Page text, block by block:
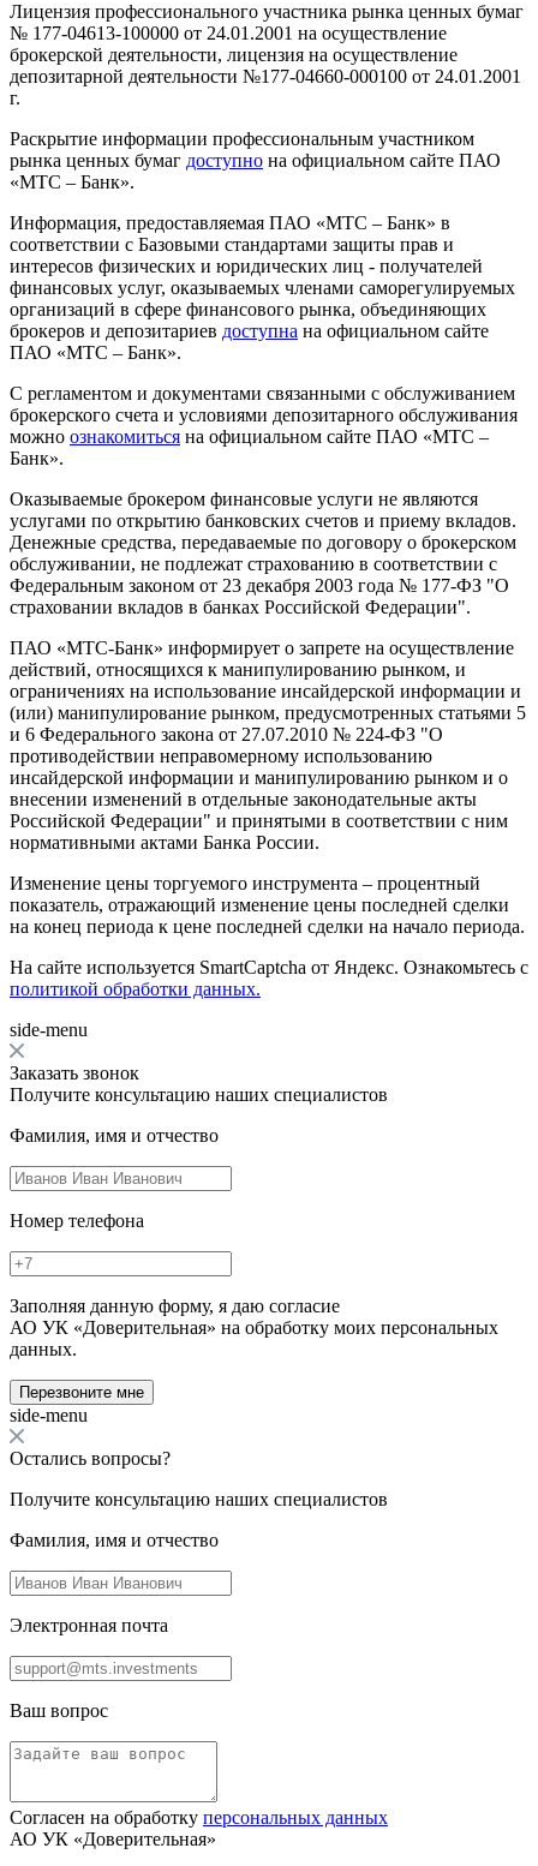
Лицензия профессионального участника рынка ценных бумаг
№ 177-04613-100000 от 24.01.2001 на осуществление
брокерской деятельности, лицензия на осуществление
депозитарной деятельности №177-04660-000100 от 24.01.2001
г.
Раскрытие информации профессиональным участником
рынка ценных бумаг доступно на официальном сайте ПАО
«МТС – Банк».
Информация, предоставляемая ПАО «МТС – Банк» в
соответствии с Базовыми стандартами защиты прав и
интересов физических и юридических лиц - получателей
финансовых услуг, оказываемых членами саморегулируемых
организаций в сфере финансового рынка, объединяющих
брокеров и депозитариев доступна на официальном сайте
ПАО «МТС – Банк».
С регламентом и документами связанными с обслуживанием
брокерского счета и условиями депозитарного обслуживания
можно ознакомиться на официальном сайте ПАО «МТС –
Банк».
Оказываемые брокером финансовые услуги не являются
услугами по открытию банковских счетов и приему вкладов.
Денежные средства, передаваемые по договору о брокерском
обслуживании, не подлежат страхованию в соответствии с
Федеральным законом от 23 декабря 2003 года № 177-ФЗ "О
страховании вкладов в банках Российской Федерации".
ПАО «МТС-Банк» информирует о запрете на осуществление
действий, относящихся к манипулированию рынком, и
ограничениях на использование инсайдерской информации и
(или) манипулирование рынком, предусмотренных статьями 5
и 6 Федерального закона от 27.07.2010 № 224-ФЗ "О
противодействии неправомерному использованию
инсайдерской информации и манипулированию рынком и о
внесении изменений в отдельные законодательные акты
Российской Федерации" и принятыми в соответствии с ним
нормативными актами Банка России.
Изменение цены торгуемого инструмента – процентный
показатель, отражающий изменение цены последней сделки
на конец периода к цене последней сделки на начало периода.
На сайте используется SmartCaptcha от Яндекс. Ознакомьтесь с
политикой обработки данных.
side-menu
Заказать звонок
Получите консультацию наших специалистов
Фамилия, имя и отчество
Номер телефона
Заполняя данную форму, я даю согласие
АО УК «Доверительная» на обработку моих персональных
данных.
Перезвоните мне
side-menu
Остались вопросы?
Получите консультацию наших специалистов
Фамилия, имя и отчество
Электронная почта
Ваш вопрос
Согласен на обработку персональных данных
АО УК «Доверительная»